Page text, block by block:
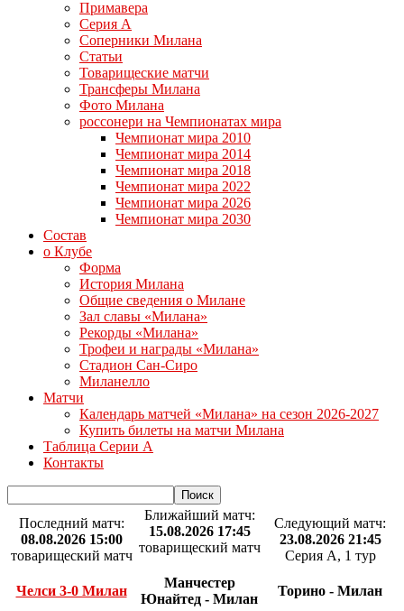
Примавера
Серия А
Соперники Милана
Статьи
Товарищеские матчи
Трансферы Милана
Фото Милана
россонери на Чемпионатах мира
Чемпионат мира 2010
Чемпионат мира 2014
Чемпионат мира 2018
Чемпионат мира 2022
Чемпионат мира 2026
Чемпионат мира 2030
Состав
о Клубе
Форма
История Милана
Общие сведения о Милане
Зал славы «Милана»
Рекорды «Милана»
Трофеи и награды «Милана»
Стадион Сан-Сиро
Миланелло
Матчи
Календарь матчей «Милана» на сезон 2026-2027
Купить билеты на матчи Милана
Таблица Серии А
Контакты
Последний матч:
08.08.2026 15:00
товарищеский матч
Челси 3-0 Милан
Ближайший матч:
15.08.2026 17:45
товарищеский матч
Манчестер
Юнайтед - Милан
Следующий матч:
23.08.2026 21:45
Серия А, 1 тур
Торино - Милан